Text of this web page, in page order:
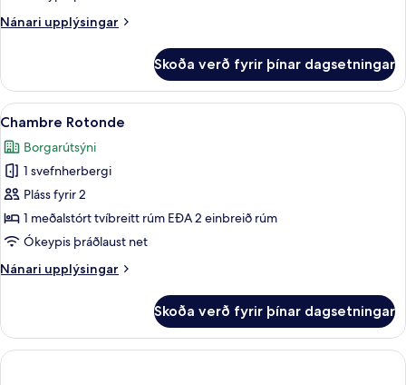
Nánari upplýsingar
Nánari
(Executive)
Skoða verð fyrir þínar dagsetningar
Skoða
allar
myndir
fyrir
Chambre
Rotonde
Chambre Rotonde | Öryggishólf í
5
Chambre Rotonde
Borgarútsýni
1 svefnherbergi
Pláss fyrir 2
1 meðalstórt tvíbreitt rúm EÐA 2 einbreið rúm
Ókeypis þráðlaust net
Nánari upplýsingar
Nánari
Rotonde
Skoða verð fyrir þínar dagsetningar